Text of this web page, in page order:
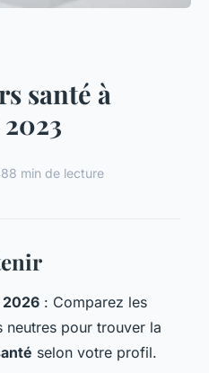
santé à
8 min de lecture
: Comparez les
pour trouver la
selon votre profil.